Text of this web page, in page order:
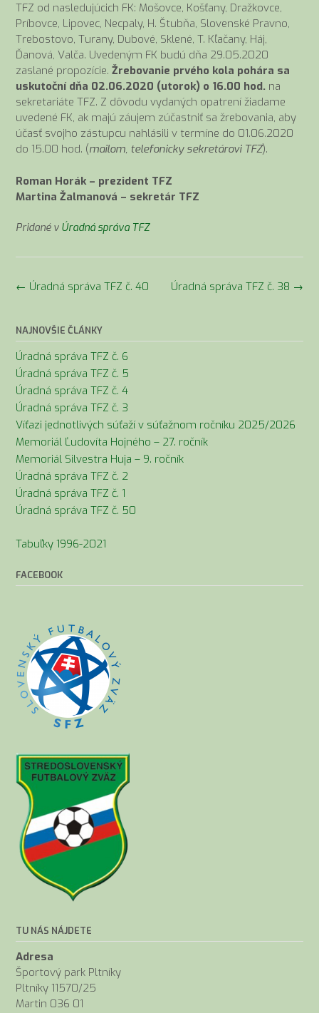
TFZ od nasledujúcich FK: Mošovce, Košťany, Dražkovce,
Príbovce, Lipovec, Necpaly, H. Štubňa, Slovenské Pravno,
Trebostovo, Turany, Dubové, Sklené, T. Kľačany, Háj,
Ďanová, Valča. Uvedeným FK budú dňa 29.05.2020
zaslané propozície. Žrebovanie prvého kola pohára sa
uskutoční dňa 02.06.2020 (utorok) o 16.00 hod. na
sekretariáte TFZ. Z dôvodu vydaných opatrení žiadame
uvedené FK, ak majú záujem zúčastniť sa žrebovania, aby
účasť svojho zástupcu nahlásili v termíne do 01.06.2020
do 15.00 hod. (mailom, telefonicky sekretárovi TFZ).
Roman Horák – prezident TFZ
Martina Žalmanová – sekretár TFZ
Pridané v Úradná správa TFZ
Navigácia
Úradná správa TFZ č. 38 →
← Úradná správa TFZ č. 40
NAJNOVŠIE ČLÁNKY
Úradná správa TFZ č. 6
Úradná správa TFZ č. 5
Úradná správa TFZ č. 4
Úradná správa TFZ č. 3
Víťazi jednotlivých súťaží v súťažnom ročníku 2025/2026
Memoriál Ľudovíta Hojného – 27. ročník
Memoriál Silvestra Huja – 9. ročník
Úradná správa TFZ č. 2
Úradná správa TFZ č. 1
Úradná správa TFZ č. 50
Tabuľky 1996-2021
FACEBOOK
TU NÁS NÁJDETE
Adresa
Športový park Pltníky
Pltníky 11570/25
Martin 036 01